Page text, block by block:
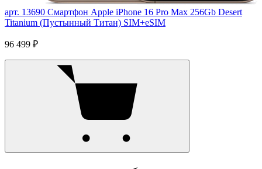
арт. 13690 Смартфон Apple iPhone 16 Pro Max 256Gb Desert
Titanium (Пустынный Титан) SIM+eSIM
96 499 ₽